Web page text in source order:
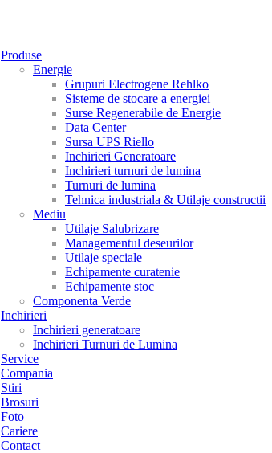
Produse
Energie
Grupuri Electrogene Rehlko
Sisteme de stocare a energiei
Surse Regenerabile de Energie
Data Center
Sursa UPS Riello
Inchirieri Generatoare
Inchirieri turnuri de lumina
Turnuri de lumina
Tehnica industriala & Utilaje constructii
Mediu
Utilaje Salubrizare
Managementul deseurilor
Utilaje speciale
Echipamente curatenie
Echipamente stoc
Componenta Verde
Inchirieri
Inchirieri generatoare
Inchirieri Turnuri de Lumina
Service
Compania
Stiri
Brosuri
Foto
Cariere
Contact